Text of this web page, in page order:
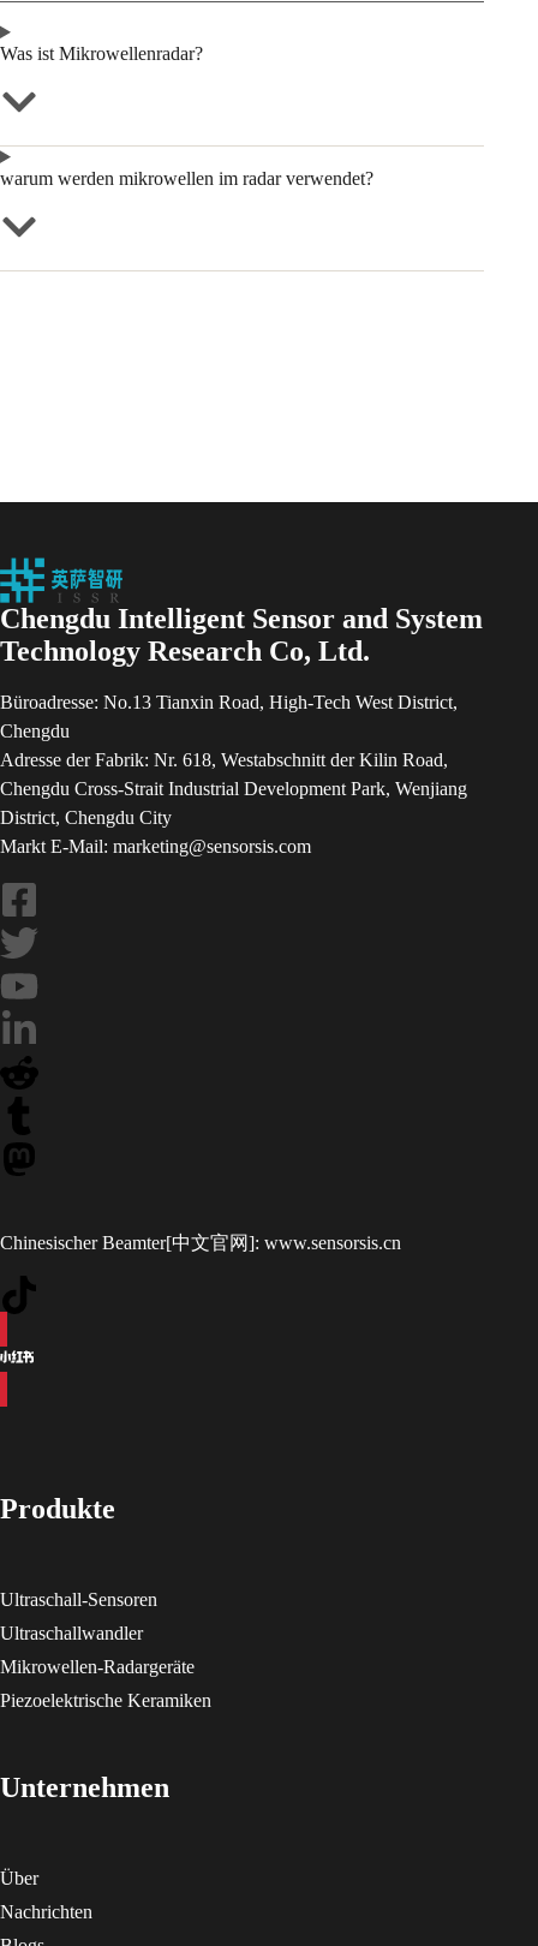
Was ist Mikrowellenradar?
warum werden mikrowellen im radar verwendet?
Chengdu Intelligent Sensor and System
Technology Research Co, Ltd.
Büroadresse: No.13 Tianxin Road, High-Tech West District,
Chengdu
Adresse der Fabrik: Nr. 618, Westabschnitt der Kilin Road,
Chengdu Cross-Strait Industrial Development Park, Wenjiang
District, Chengdu City
Markt E-Mail: marketing@sensorsis.com
Chinesischer Beamter[中文官网]: www.sensorsis.cn
Produkte
Ultraschall-Sensoren
Ultraschallwandler
Mikrowellen-Radargeräte
Piezoelektrische Keramiken
Unternehmen
Über
Nachrichten